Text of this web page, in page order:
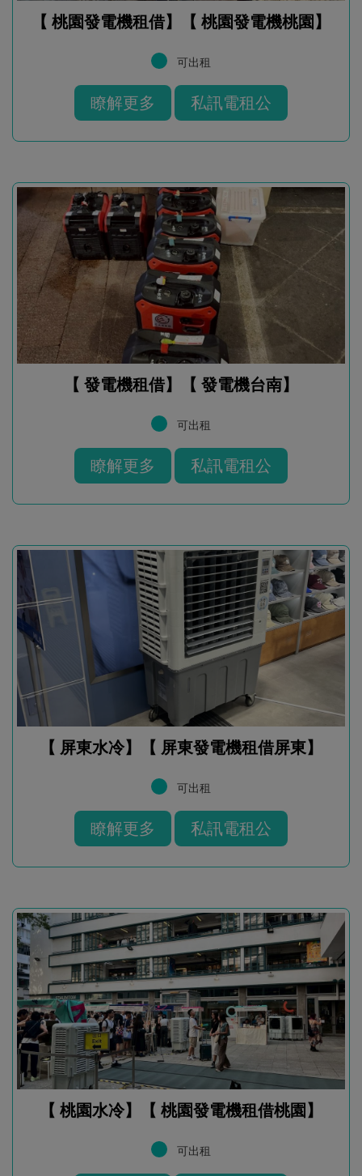
【 桃園發電機租借】【 桃園發電機桃園】
可出租
瞭解更多 私訊電租公
【 發電機租借】【 發電機台南】
可出租
瞭解更多 私訊電租公
【 屏東水冷】【 屏東發電機租借屏東】
可出租
瞭解更多 私訊電租公
【 桃園水冷】【 桃園發電機租借桃園】
可出租